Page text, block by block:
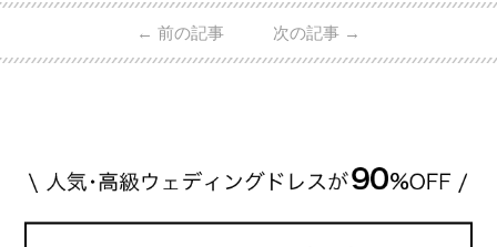
ビ 系 にて10月5日22時～スタートする水曜ドラマ『
#ファーストペンギン! 』で山藤 そよ役を演じます💁🏻‍♀️
← 前の記事 次の記事 →